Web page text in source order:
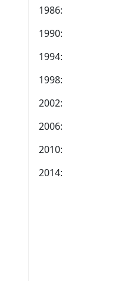
1986:
1990:
1994:
1998:
2002:
2006:
2010:
2014: